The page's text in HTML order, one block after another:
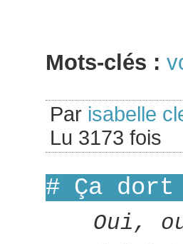
Mots-clés :
Par isabelle
Lu 3173 fois
# Ça
Oui,